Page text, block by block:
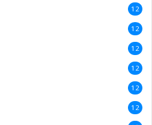
12
12
12
12
12
12